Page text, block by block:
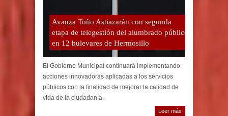
Avanza Toño Astiazarán con segunda
etapa de telegestión del alumbrado público
en 12 bulevares de Hermosillo
El Gobierno Municipal continuará implementando
acciones innovadoras aplicadas a los servicios
públicos con la finalidad de mejorar la calidad de
vida de la ciudadanía.
Leer más